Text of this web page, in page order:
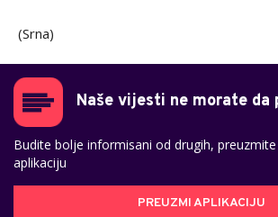
(Srna)
Naše vijesti ne morate da
Budite bolje informisani od drugih,
aplikaciju
PREUZMI APLIKACIJU